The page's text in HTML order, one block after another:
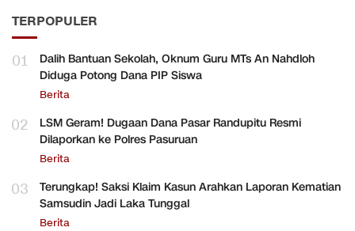
TERPOPULER
01
Dalih Bantuan Sekolah, Oknum Guru MTs An Nahdloh
Diduga Potong Dana PIP Siswa
Berita
02
LSM Geram! Dugaan Dana Pasar Randupitu Resmi
Dilaporkan ke Polres Pasuruan
Berita
03
Terungkap! Saksi Klaim Kasun Arahkan Laporan Kematian
Samsudin Jadi Laka Tunggal
Berita